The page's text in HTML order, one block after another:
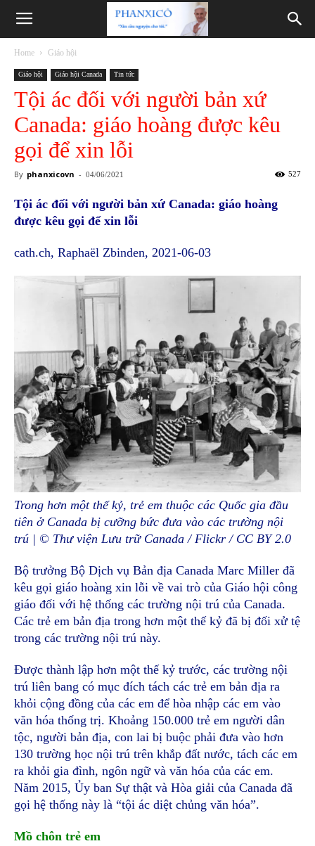
Phanxicô
Home Giáo hội
Giáo hội Giáo hội Canada Tin tức
Tội ác đối với người bản xứ
Canada: giáo hoàng được kêu
gọi để xin lỗi
By phanxicovn - 04/06/2021 527
Tội ác đối với người bản xứ Canada: giáo hoàng
được kêu gọi để xin lỗi
cath.ch, Raphaël Zbinden, 2021-06-03
Trong hơn một thế kỷ, trẻ em thuộc các Quốc gia đầu
tiên ở Canada bị cưỡng bức đưa vào các trường nội
trú | © Thư viện Lưu trữ Canada / Flickr / CC BY 2.0
Bộ trưởng Bộ Dịch vụ Bản địa Canada Marc Miller đã
kêu gọi giáo hoàng xin lỗi về vai trò của Giáo hội công
giáo đối với hệ thống các trường nội trú của Canada.
Các trẻ em bản địa trong hơn một thế kỷ đã bị đối xử tệ
trong các trường nội trú này.
Được thành lập hơn một thế kỷ trước, các trường nội
trú liên bang có mục đích tách các trẻ em bản địa ra
khỏi cộng đồng của các em để hòa nhập các em vào
văn hóa thống trị. Khoảng 150.000 trẻ em người dân
tộc, người bản địa, con lai bị buộc phải đưa vào hơn
130 trường học nội trú trên khắp đất nước, tách các em
ra khỏi gia đình, ngôn ngữ và văn hóa của các em.
Năm 2015, Ủy ban Sự thật và Hòa giải của Canada đã
gọi hệ thống này là “tội ác diệt chủng văn hóa”.
Mồ chôn trẻ em